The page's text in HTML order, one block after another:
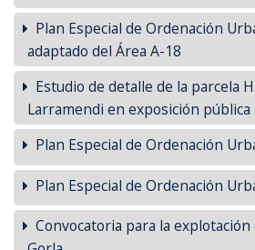
Plan Especial de Ordenación
adaptado del Área A-18
Estudio de detalle de la parcela
Larramendi en exposición pública
Plan Especial de Ordenación
Plan Especial de Ordenación
Convocatoria para la explotación